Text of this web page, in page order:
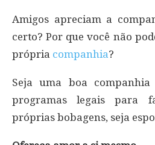
Amigos apreciam a
certo? Por que você não
própria companhia?
Seja uma boa
programas legais para
próprias bobagens, seja